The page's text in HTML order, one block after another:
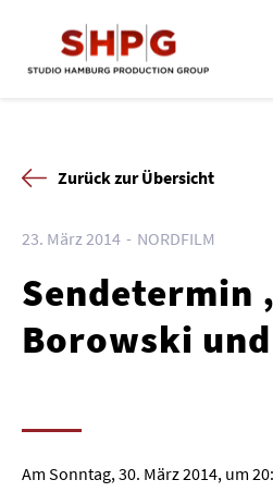
Zurück zur Übersicht
23. März 2014 NORDFILM
Sendetermin
Borowski
Am Sonntag, 30. März 2014, um